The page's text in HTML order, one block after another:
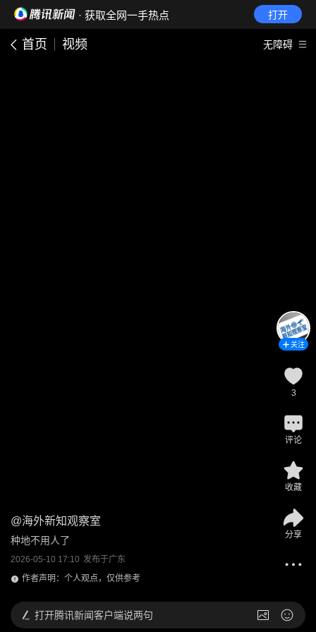
· 获取全网一手热点 打开
首页 视频 无障碍
@海外新知观察室
种地不用人了
2026-05-10 17:10 发布于广东
作者声明：个人观点，仅供参考
关注
3
评论
收藏
分享
打开腾讯新闻客户端说两句